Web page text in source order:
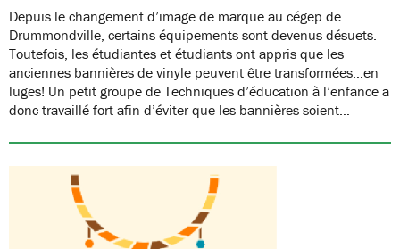
Depuis le changement d’image de marque au cégep de
Drummondville, certains équipements sont devenus désuets.
Toutefois, les étudiantes et étudiants ont appris que les
anciennes bannières de vinyle peuvent être transformées…en
luges! Un petit groupe de Techniques d’éducation à l’enfance a
donc travaillé fort afin d’éviter que les bannières soient…